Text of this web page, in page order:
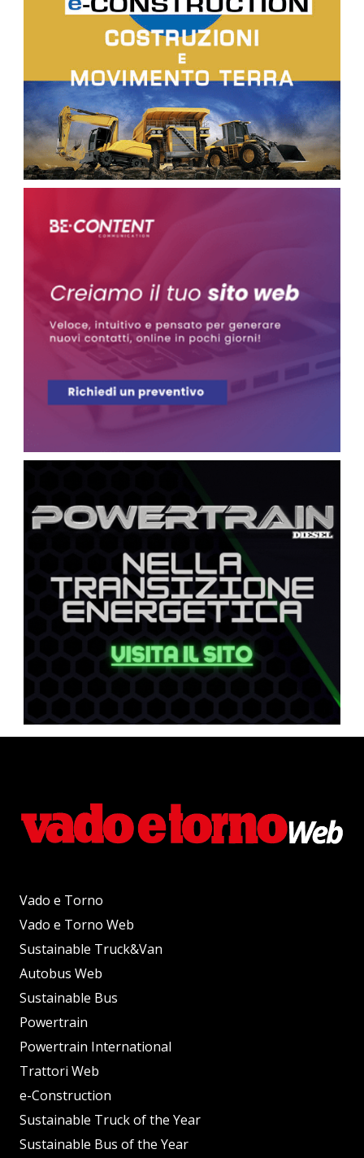
Vado e Torno
Vado e Torno Web
Sustainable Truck&Van
Autobus Web
Sustainable Bus
Powertrain
Powertrain International
Trattori Web
e-Construction
Sustainable Truck of the Year
Sustainable Bus of the Year